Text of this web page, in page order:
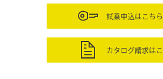
試乗申込はこちら
カタログ請求は